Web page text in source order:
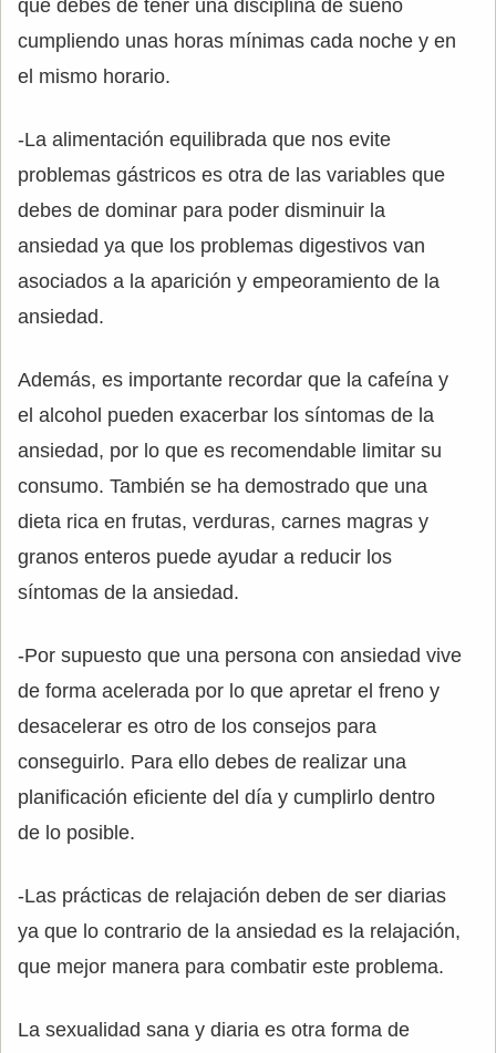
que debes de tener una disciplina de sueño
cumpliendo unas horas mínimas cada noche y en
el mismo horario.
-La alimentación equilibrada que nos evite
problemas gástricos es otra de las variables que
debes de dominar para poder disminuir la
ansiedad ya que los problemas digestivos van
asociados a la aparición y empeoramiento de la
ansiedad.
Además, es importante recordar que la cafeína y
el alcohol pueden exacerbar los síntomas de la
ansiedad, por lo que es recomendable limitar su
consumo. También se ha demostrado que una
dieta rica en frutas, verduras, carnes magras y
granos enteros puede ayudar a reducir los
síntomas de la ansiedad.
-Por supuesto que una persona con ansiedad vive
de forma acelerada por lo que apretar el freno y
desacelerar es otro de los consejos para
conseguirlo. Para ello debes de realizar una
planificación eficiente del día y cumplirlo dentro
de lo posible.
-Las prácticas de relajación deben de ser diarias
ya que lo contrario de la ansiedad es la relajación,
que mejor manera para combatir este problema.
La sexualidad sana y diaria es otra forma de